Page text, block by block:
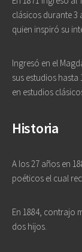
clásicos durante 3
quien inspiró su
Ingresó en el
sus estudios
en estudios
Historia
A los 27 años en
poéticos el cual
En 1884, contrajo
dos hijos.